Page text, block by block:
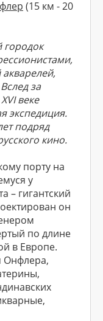
(15 км - 20
за
веке
экспедиция.
подряд
кино.
порту на
у
– гигантский
он
по длине
в Европе.
Онфлера,